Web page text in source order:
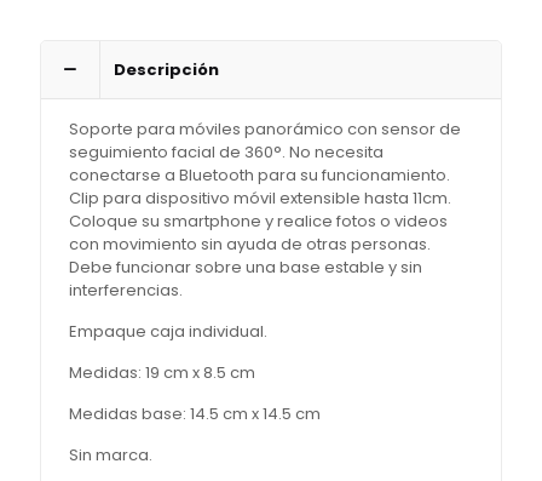
Descripción
Soporte para móviles panorámico con sensor de
seguimiento facial de 360°. No necesita
conectarse a Bluetooth para su funcionamiento.
Clip para dispositivo móvil extensible hasta 11cm.
Coloque su smartphone y realice fotos o videos
con movimiento sin ayuda de otras personas.
Debe funcionar sobre una base estable y sin
interferencias.
Empaque caja individual.
Medidas: 19 cm x 8.5 cm
Medidas base: 14.5 cm x 14.5 cm
Sin marca.